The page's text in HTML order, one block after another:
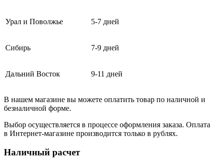
Урал и Поволжье 5-7 дней
Сибирь 7-9 дней
Дальний Восток 9-11 дней
В нашем магазине вы можете оплатить товар по наличной и
безналичной форме.
Выбор осуществляется в процессе оформления заказа. Оплата
в Интернет-магазине производится только в рублях.
Наличный расчет